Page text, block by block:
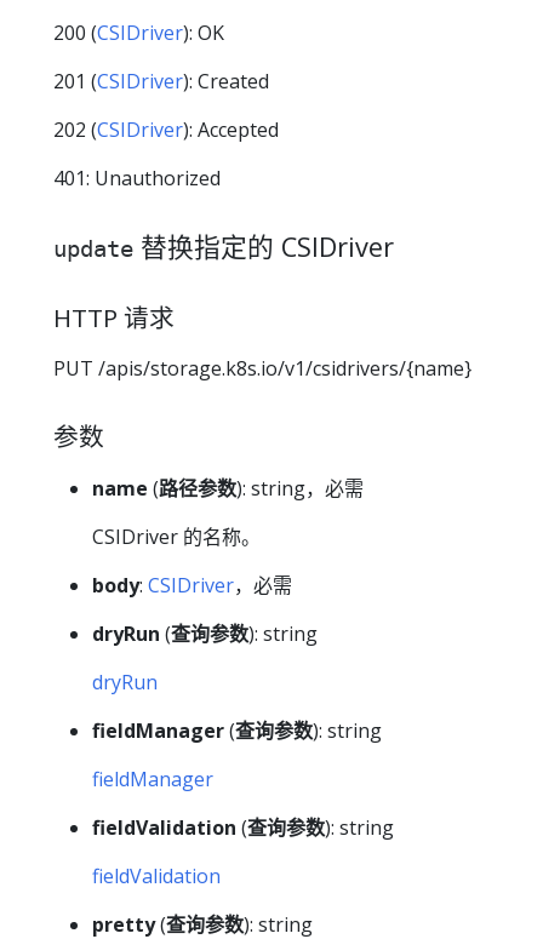
200 (CSIDriver): OK
201 (CSIDriver): Created
202 (CSIDriver): Accepted
401: Unauthorized
update 替换指定的 CSIDriver
HTTP 请求
PUT /apis/storage.k8s.io/v1/csidrivers/{name}
参数
name (路径参数): string，必需
CSIDriver 的名称。
body: CSIDriver，必需
dryRun (查询参数): string
dryRun
fieldManager(查询参数): string
fieldManager
fieldValidation (查询参数): string
fieldValidation
pretty(查询参数): string